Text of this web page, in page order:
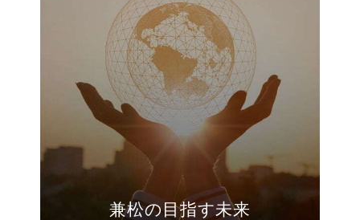
兼松の目指す未来